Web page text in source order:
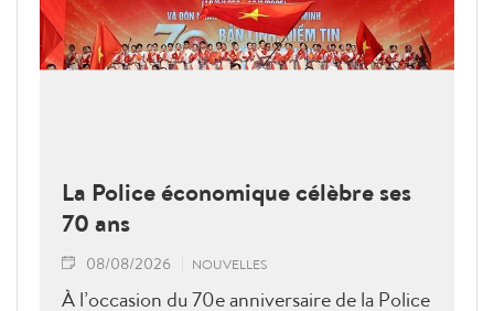
La Police économique célèbre ses
70 ans
08/08/2026 NOUVELLES
À l’occasion du 70e anniversaire de la Police